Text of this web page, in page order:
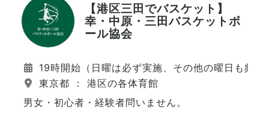
【港区三田でバスケット】
幸・中原・三田バスケットボ
ール協会
19時開始（日曜は必ず実施、その他の曜日も頻繁
東京都 ： 港区の各体育館
男女・初心者・経験者問いません。